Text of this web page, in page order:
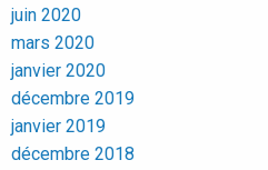
juin 2020
mars 2020
janvier 2020
décembre 2019
janvier 2019
décembre 2018